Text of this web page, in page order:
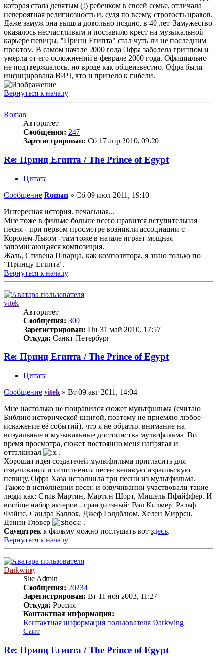
которая стала девятым (!) ребенком в своей семье, отличала
невероятная религиозность и, судя по всему, строгость нравов.
Даже замуж она вышла довольно поздно, в 40 лет. Замужество
оказалось несчастливым и поставило крест на музыкальной
карьере певицы. "Принц Египта" стал чуть ли не последним
проктом. В самом начале 2000 года Офра заболела гриппом и
умерла от его осложнений в феврале 2000 года. Официально
не подтверждалось, но вроде как общеизвестно, Офра были
инфицирована ВИЧ, что и привело к гибели.
Вернуться к началу
Roman
Авторитет
Сообщения: 247
Зарегистрирован: Сб 17 апр 2010, 09:20
Re: Принц Египта / The Prince of Egypt
Цитата
Сообщение Roman » Сб 09 июл 2011, 19:10
Интересная история. печальная...
Мне тоже в фильме больше всего нравится вступительная
песня - при первом просмотре возникли ассоциации с
Королем-Львом - там тоже в начале играет мощная
запоминающаяся композиция.
Жаль, Стивена Шварца, как композитора, я знаю только по
"Принцу Египта".
Вернуться к началу
vitek
Авторитет
Сообщения: 300
Зарегистрирован: Пн 31 май 2010, 17:57
Откуда: Санкт-Петербург
Re: Принц Египта / The Prince of Egypt
Цитата
Сообщение vitek » Вт 09 авг 2011, 14:04
Мне настолько не понравился сюжет мультфильма (считаю
Библию исторической книгой, поэтому не приемлю любое
искажение её событий), что я не обратил внимание на
визуальные и музыкальные достоинства мультфильма. Во
время просмотра, сюжет постоянно меня напрягал и
отталкивал
.
Хорошая идея создателей мультфильма пригласить для
озвучивания и исполнения песен великую израильскую
певицу. Офра Хаза исполнила три песни из мультфильма.
Также в исполнении песен и озвучивании участвовали такие
люди как: Стив Мартин, Мартин Шорт, Мишель Пфайффер. И
вообще набор актеров - грандиозный: Вэл Килмер, Ральф
Файнс, Cандра Баллок, Джеф Голдблюм, Хелен Миррен,
Дэнни Гловер
.
Саундтрек к фильму можно послушать вот здесь.
Вернуться к началу
Darkwing
Site Admin
Сообщения: 20234
Зарегистрирован: Вт 11 ноя 2003, 11:27
Откуда: Россия
Контактная информация:
Контактная информация пользователя Darkwing
Сайт
Re: Принц Египта / The Prince of Egypt